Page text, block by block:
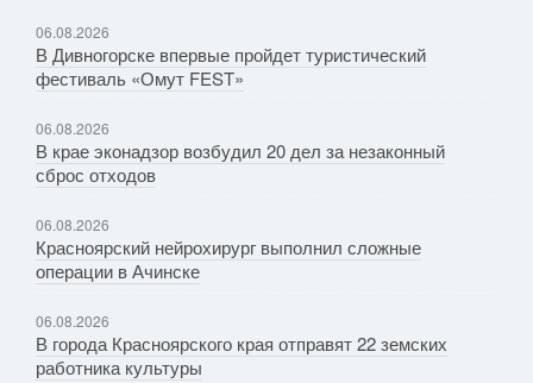
06.08.2026
В Дивногорске впервые пройдет туристический
фестиваль «Омут FEST»
06.08.2026
В крае эконадзор возбудил 20 дел за незаконный
сброс отходов
06.08.2026
Красноярский нейрохирург выполнил сложные
операции в Ачинске
06.08.2026
В города Красноярского края отправят 22 земских
работника культуры